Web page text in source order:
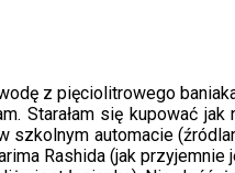
z pięciolitrowego
się kupować
szkolnym automacie
Rashida (jak